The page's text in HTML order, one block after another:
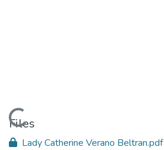
Loading...
Files
Lady Catherine Verano Beltran.pdf